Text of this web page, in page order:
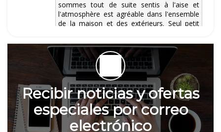
Recibir noticias y ofertas
especiales por correo
electrónico